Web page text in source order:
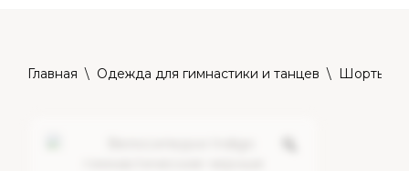
Главная \ Одежда для гимнастики и танцев \ Шорты